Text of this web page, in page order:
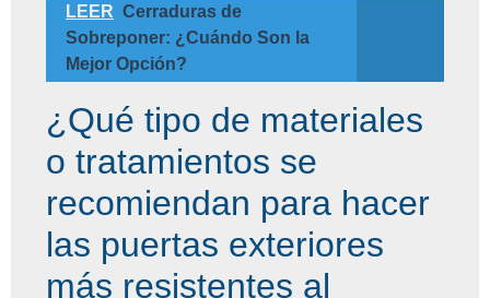
LEER Cerraduras de
Sobreponer: ¿Cuándo Son la
Mejor Opción?
¿Qué tipo de materiales
o tratamientos se
recomiendan para hacer
las puertas exteriores
más resistentes al